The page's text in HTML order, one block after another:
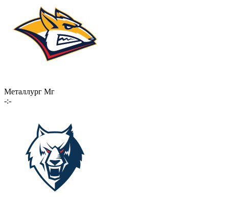
Металлург Мг
-:-